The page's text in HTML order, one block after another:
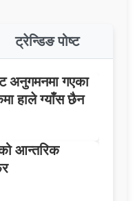
ट्रेन्डिङ पोष्ट
अनुगमनमा गएका
हाले ग्याँस छैन
आन्तरिक